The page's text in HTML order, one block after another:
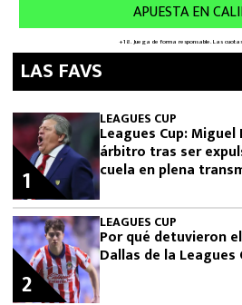
LAS FAVS
LEAGUES CUP
Leagues Cup:
árbitro tras ser
cuela en plena
1
LEAGUES CUP
Por qué detuvieron
Dallas de la Leagues
2